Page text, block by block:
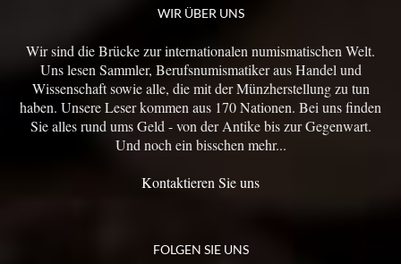
WIR ÜBER UNS
Wir sind die Brücke zur internationalen numismatischen Welt.
Uns lesen Sammler, Berufsnumismatiker aus Handel und
Wissenschaft sowie alle, die mit der Münzherstellung zu tun
haben. Unsere Leser kommen aus 170 Nationen. Bei uns finden
Sie alles rund ums Geld - von der Antike bis zur Gegenwart.
Und noch ein bisschen mehr...
Kontaktieren Sie uns
FOLGEN SIE UNS